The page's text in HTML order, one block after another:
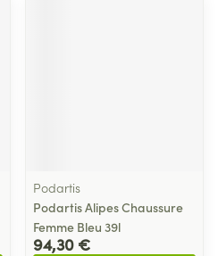
Podartis
Podartis Alipes Chaussure
Femme Bleu 39l
94,30 €